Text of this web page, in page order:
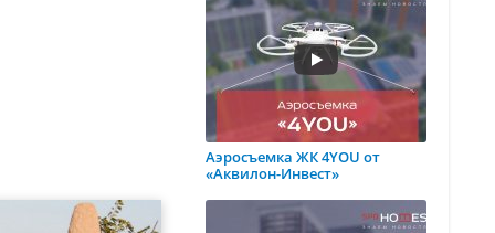
Аэросъемка ЖК 4YOU от
«Аквилон-Инвест»